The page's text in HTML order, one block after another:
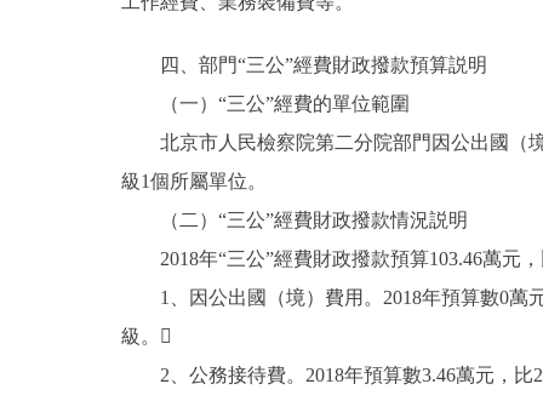
四、部門“三公”經費財政撥款預算説明
（一）“三公”經費的單位範圍
北京市人民檢察院第二分院部門因公出國（境
級1個所屬單位。
（二）“三公”經費財政撥款情況説明
2018年“三公”經費財政撥款預算103.46萬元，
1、因公出國（境）費用。2018年預算數0萬
級。
2、公務接待費。2018年預算數3.46萬元，比